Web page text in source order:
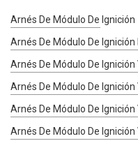
Arnés De Módulo De Ignición
Arnés De Módulo De
Arnés De Módulo De
Arnés De Módulo De
Arnés De Módulo De
Arnés De Módulo De